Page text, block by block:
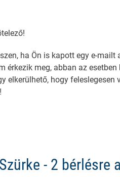
ha Ön is kapott egy e-mailt
érkezik meg, abban az esetben
elkerülhető, hogy feleslegesen
- 2 bérlésre